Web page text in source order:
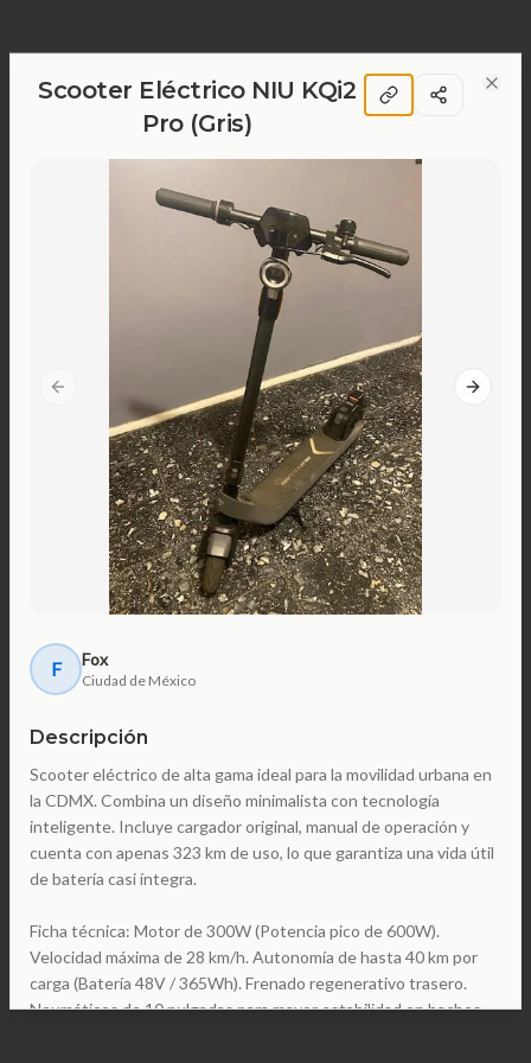
Scooter Eléctrico NIU KQi2
Pro (Gris)
Previous slide Next
F Fox
Ciudad de México
Descripción
Scooter eléctrico de alta gama ideal para la movilidad urbana en
la CDMX. Combina un diseño minimalista con tecnología
inteligente. Incluye cargador original, manual de operación y
cuenta con apenas 323 km de uso, lo que garantiza una vida útil
de batería casi íntegra.
Ficha técnica: Motor de 300W (Potencia pico de 600W).
Velocidad máxima de 28 km/h. Autonomía de hasta 40 km por
carga (Batería 48V / 365Wh). Frenado regenerativo trasero.
Neumáticos de 10 pulgadas para mayor estabilidad en baches.